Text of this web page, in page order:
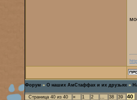
Форум » О наших АмСтаффах и их друзьях »
Страница 40 из 40 « 1 2 … 38 39 40